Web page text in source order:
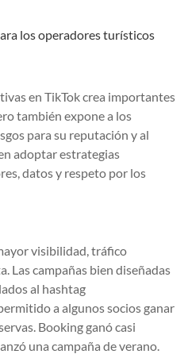
los operadores turísticos
en TikTok crea importantes
también expone a los
para su reputación y al
adoptar estrategias
datos y respeto por los
visibilidad, tráfico
Las campañas bien diseñadas
al hashtag
a algunos socios ganar
Booking ganó casi
una campaña de verano.